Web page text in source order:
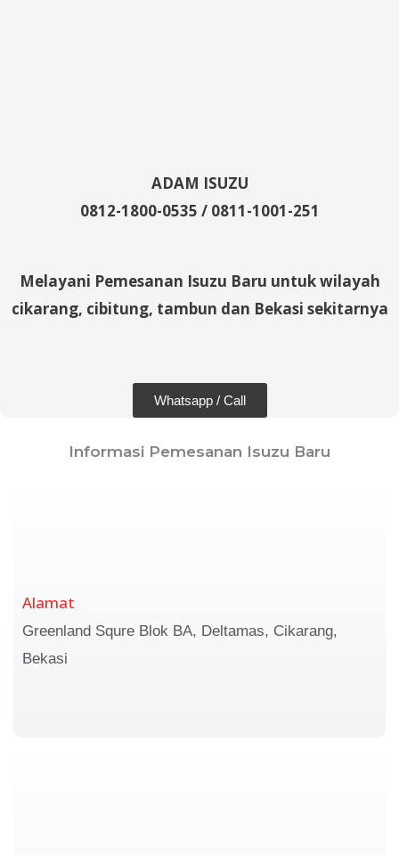
ADAM ISUZU
0812-1800-0535 / 0811-1001-251
Melayani Pemesanan Isuzu Baru untuk wilayah
cikarang, cibitung, tambun dan Bekasi sekitarnya
Whatsapp / Call
Informasi Pemesanan Isuzu Baru
Alamat
Greenland Squre Blok BA, Deltamas, Cikarang,
Bekasi